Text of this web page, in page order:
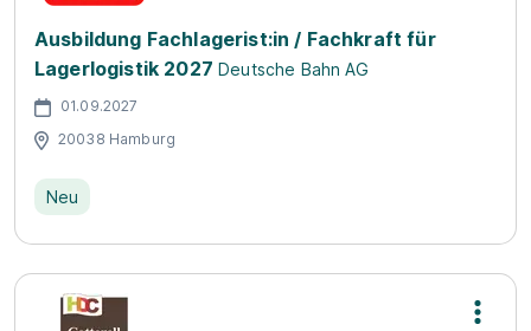
Ausbildung Fachlagerist:in / Fachkraft für
Lagerlogistik 2027 Deutsche Bahn AG
01.09.2027
20038 Hamburg
Neu